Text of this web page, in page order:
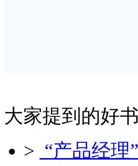
大家提到的好书
> “产品经理